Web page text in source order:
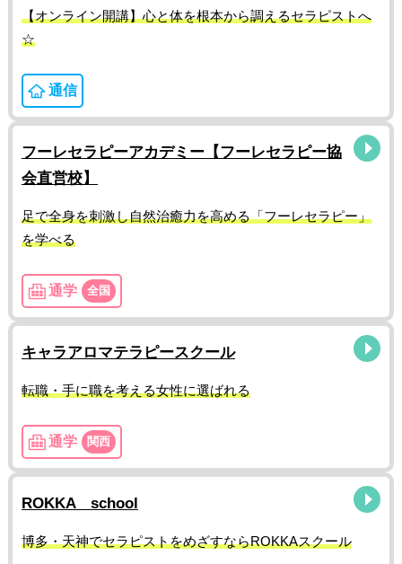
【オンライン開講】心と体を根本から調えるセラピストへ
☆
通信
フーレセラピーアカデミー【フーレセラピー協
会直営校】
足で全身を刺激し自然治癒力を高める「フーレセラピー」
を学べる
通学 全国
キャラアロマテラピースクール
転職・手に職を考える女性に選ばれる
通学 関西
ROKKA school
博多・天神でセラピストをめざすならROKKAスクール